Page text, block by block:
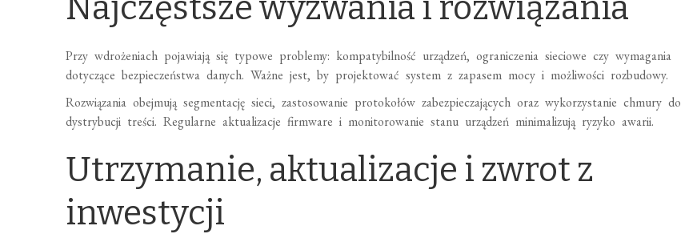
Przy wdrożeniach pojawiają się typowe problemy: kompatybilność urządzeń, ograniczenia sieciowe czy wymagania
dotyczące bezpieczeństwa danych. Ważne jest, by projektować system z zapasem mocy i możliwości rozbudowy.
Rozwiązania obejmują segmentację sieci, zastosowanie protokołów zabezpieczających oraz wykorzystanie chmury do
dystrybucji treści. Regularne aktualizacje firmware i monitorowanie stanu urządzeń minimalizują ryzyko awarii.
Utrzymanie, aktualizacje i zwrot z
inwestycji